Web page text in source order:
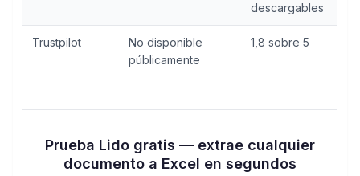
descargables
Trustpilot
No disponible
públicamente
1,8 sobre 5
Prueba Lido gratis — extrae cualquier
documento a Excel en segundos